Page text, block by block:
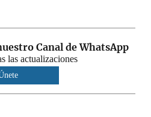
Canal de WhatsApp
las actualizaciones